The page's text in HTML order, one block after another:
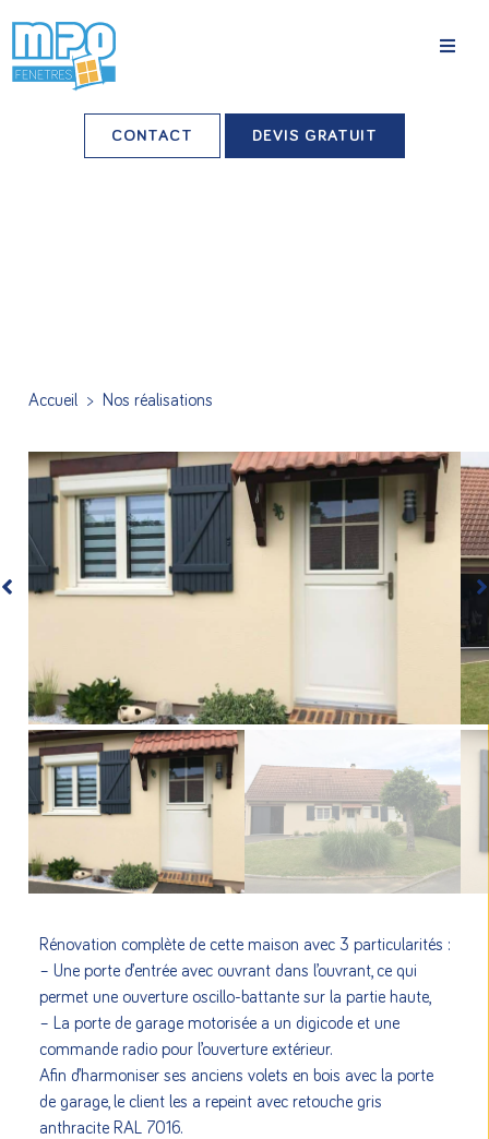
Nos agences
Nos produits
CONTACT DEVIS GRATUIT
Accueil > Nos réalisations
Rénovation complète de cette maison avec 3 particularités :
– Une porte d’entrée avec ouvrant dans l’ouvrant, ce qui
permet une ouverture oscillo-battante sur la partie haute,
– La porte de garage motorisée a un digicode et une
commande radio pour l’ouverture extérieur.
Afin d’harmoniser ses anciens volets en bois avec la porte
de garage, le client les a repeint avec retouche gris
anthracite RAL 7016.